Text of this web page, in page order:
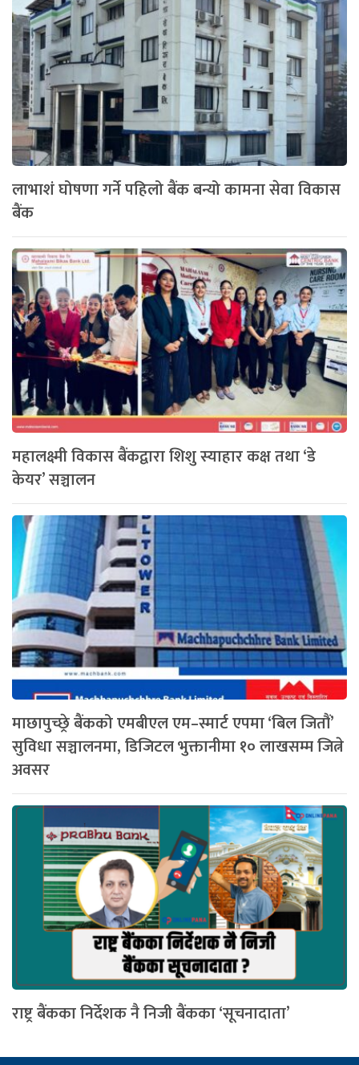
लाभाशं घोषणा गर्ने पहिलो बैंक बन्यो कामना सेवा विकास
बैंक
महालक्ष्मी विकास बैंकद्वारा शिशु स्याहार कक्ष तथा ‘डे
केयर’ सञ्चालन
माछापुच्छ्रे बैंकको एमबीएल एम–स्मार्ट एपमा ‘बिल जितौं’
सुविधा सञ्चालनमा, डिजिटल भुक्तानीमा १० लाखसम्म जित्ने
अवसर
राष्ट्र बैंकका निर्देशक नै निजी बैंकका ‘सूचनादाता’